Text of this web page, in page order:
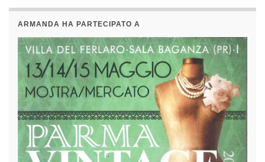
ARMANDA HA PARTECIPATO A